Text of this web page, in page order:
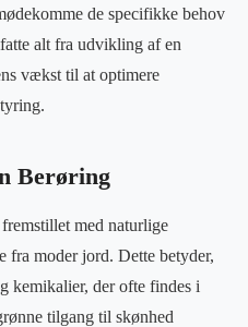
de specifikke behov
alt fra udvikling af en
vækst til at optimere
Berøring
med naturlige
fra moder jord. Dette betyder,
kemikalier, der ofte findes i
tilgang til skønhed